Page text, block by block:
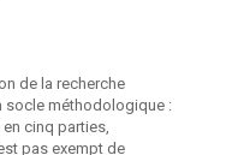
de la recherche
socle méthodologique :
cinq parties,
pas exempt de